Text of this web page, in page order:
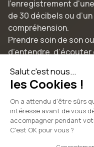
l’enregistrement
de 30 décibels ou
compréhension.
Prendre soin de son
d’entendre,
audioprothésiste
équipe de
auditives innovantes
limpide en toute
Salut c'est nous...
les Cookies !
On a attendu d'être sûrs
intéresse avant de vous
accompagner pendant
C'est OK pour vous ?